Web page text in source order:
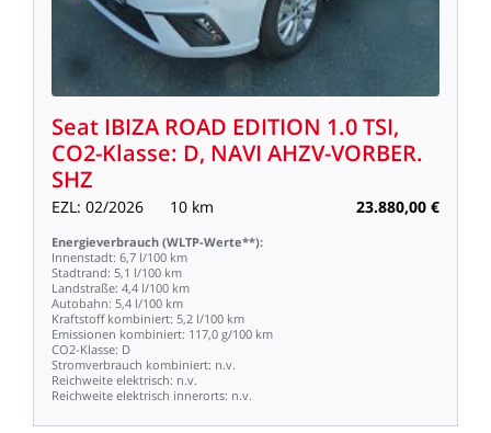
Seat IBIZA ROAD EDITION 1.0TSI,
CO2-Klasse: D, NAVI AHZV-VORBER.
SHZ
EZL: 02/2026 10 km 23.880,00 €
Energieverbrauch (WLTP-Werte**):
Innenstadt: 6,7 l/100 km
Stadtrand: 5,1 l/100 km
Landstraße: 4,4 l/100 km
Autobahn: 5,4 l/100 km
Kraftstoff kombiniert: 5,2 l/100 km
Emissionen kombiniert: 117,0 g/100 km
CO2-Klasse: D
Stromverbrauch kombiniert: n.v.
Reichweite elektrisch: n.v.
Reichweite elektrisch innerorts: n.v.